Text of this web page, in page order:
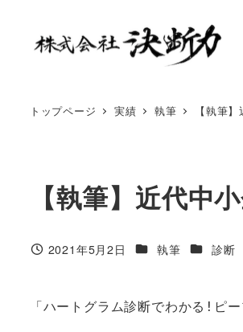
トップページ 実績 執筆 【執筆
【執筆】近代中
2021年5月2日 執筆 診断
「ハートグラム診断でわかる!ピ